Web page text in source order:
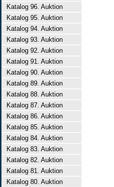
Katalog 96. Auktion
Katalog 95. Auktion
Katalog 94. Auktion
Katalog 93. Auktion
Katalog 92. Auktion
Katalog 91. Auktion
Katalog 90. Auktion
Katalog 89. Auktion
Katalog 88. Auktion
Katalog 87. Auktion
Katalog 86. Auktion
Katalog 85. Auktion
Katalog 84. Auktion
Katalog 83. Auktion
Katalog 82. Auktion
Katalog 81. Auktion
Katalog 80. Auktion